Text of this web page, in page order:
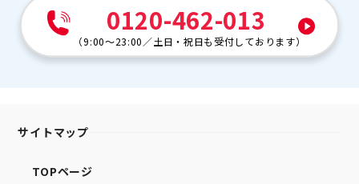
0120-462-013
（9:00～23:00 ／土日・祝日も受付しております）
サイトマップ
TOPページ